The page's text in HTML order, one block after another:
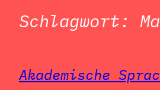
Schlagwort:
Akademische